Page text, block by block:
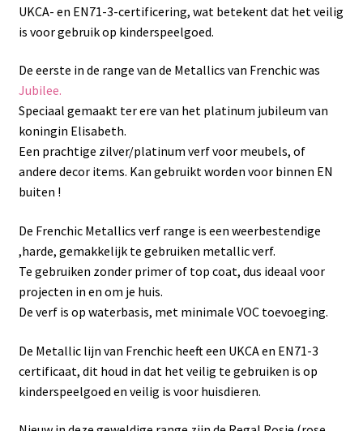
UKCA- en EN71-3-certificering, wat betekent dat het veilig
is voor gebruik op kinderspeelgoed.
De eerste in de range van de Metallics van Frenchic was
Jubilee.
Speciaal gemaakt ter ere van het platinum jubileum van
koningin Elisabeth.
Een prachtige zilver/platinum verf voor meubels, of
andere decor items. Kan gebruikt worden voor binnen EN
buiten !
De Frenchic Metallics verf range is een weerbestendige
,harde, gemakkelijk te gebruiken metallic verf.
Te gebruiken zonder primer of top coat, dus ideaal voor
projecten in en om je huis.
De verf is op waterbasis, met minimale VOC toevoeging.
De Metallic lijn van Frenchic heeft een UKCA en EN71-3
certificaat, dit houd in dat het veilig te gebruiken is op
kinderspeelgoed en veilig is voor huisdieren.